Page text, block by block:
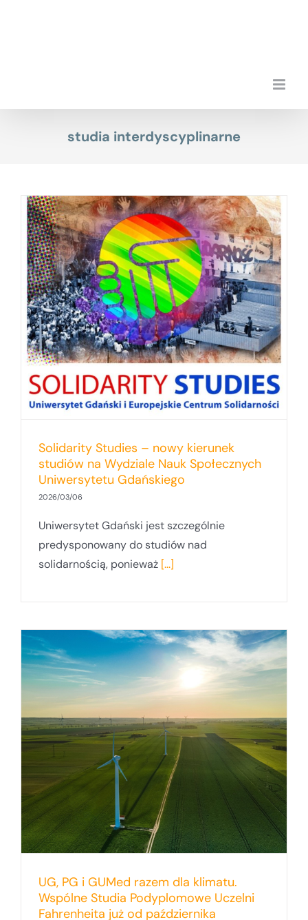
studia interdyscyplinarne
Solidarity Studies – nowy kierunek
studiów na Wydziale Nauk Społecznych
Uniwersytetu Gdańskiego
2026/03/06
Uniwersytet Gdański jest szczególnie
predysponowany do studiów nad
solidarnością, ponieważ [...]
UG, PG i GUMed razem dla klimatu.
Wspólne Studia Podyplomowe Uczelni
Fahrenheita już od października